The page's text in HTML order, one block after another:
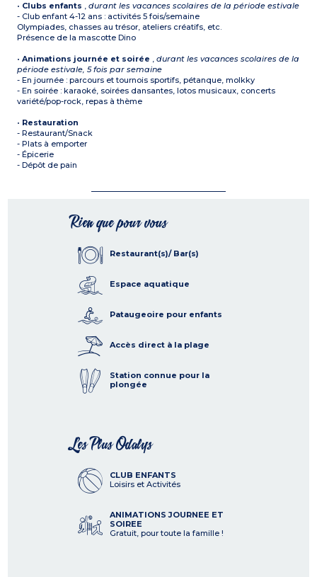
• Clubs enfants ,durant les vacances scolaires de la période estivale
- Club enfant 4-12 ans : activités 5 fois/semaine
Olympiades, chasses au trésor, ateliers créatifs, etc.
Présence de la mascotte Dino
•Animations journée et soirée ,durant les vacances scolaires de la
période estivale, 5 fois par semaine
- En journée : parcours et tournois sportifs, pétanque, molkky
- En soirée : karaoké, soirées dansantes, lotos musicaux, concerts
variété/pop-rock, repas à thème
• Restauration
- Restaurant/Snack
- Plats à emporter
- Épicerie
- Dépôt de pain
Rien que pour vous
Restaurant(s)/ Bar(s)
Espace aquatique
Pataugeoire pour enfants
Accès direct à la plage
Station connue pour la
plongée
Les Plus Odalys
CLUB ENFANTS
Loisirs et Activités
ANIMATIONS JOURNEE ET
SOIREE
Gratuit, pour toute la famille !